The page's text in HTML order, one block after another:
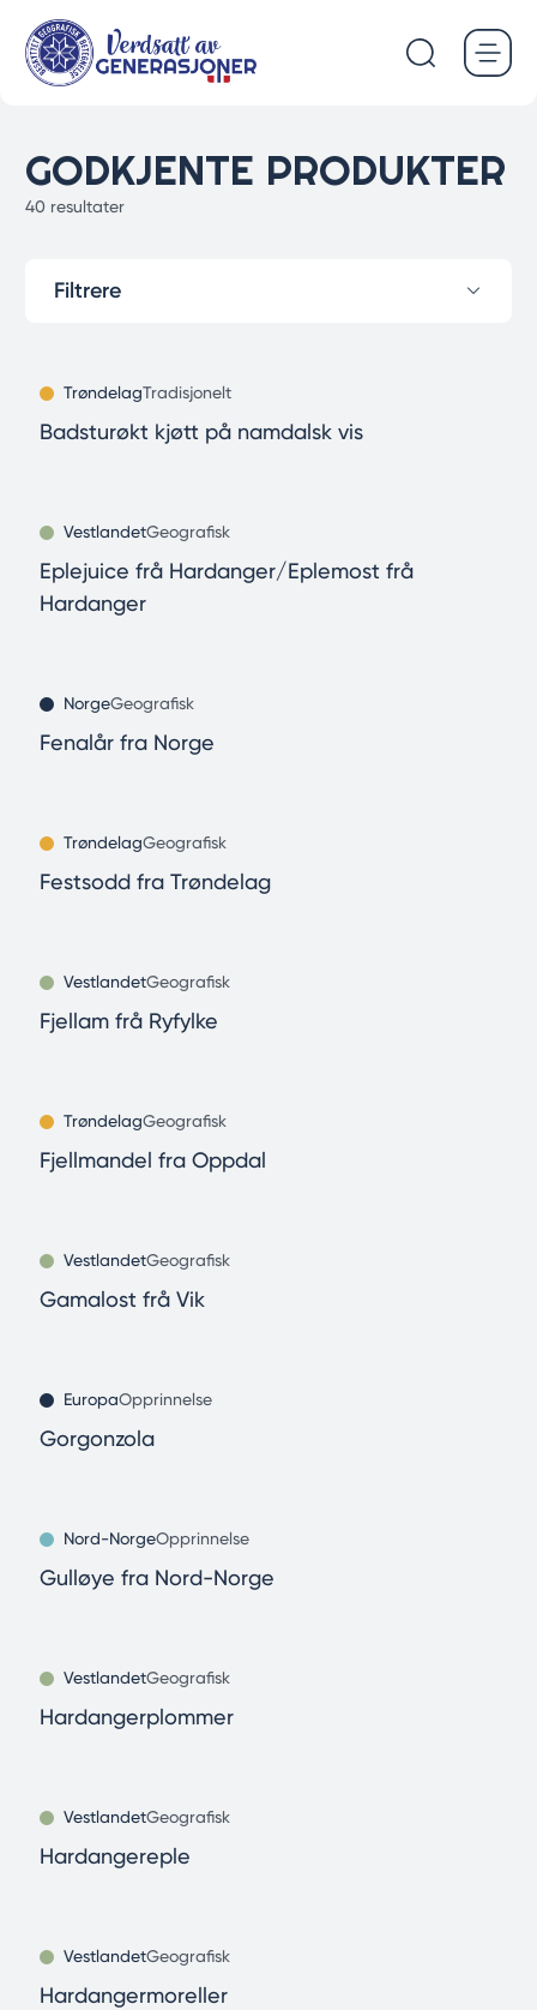
hovedinnhold
GODKJENTE PRODUKTER
40 resultater
TrøndelagTradisjonelt
Badsturøkt kjøtt på namdalsk vis
VestlandetGeografisk
Eplejuice frå Hardanger/Eplemost frå
Hardanger
NorgeGeografisk
Fenalår fra Norge
TrøndelagGeografisk
Festsodd fra Trøndelag
VestlandetGeografisk
Fjellam frå Ryfylke
TrøndelagGeografisk
Fjellmandel fra Oppdal
VestlandetGeografisk
Gamalost frå Vik
EuropaOpprinnelse
Gorgonzola
Nord-NorgeOpprinnelse
Gulløye fra Nord-Norge
VestlandetGeografisk
Hardangerplommer
VestlandetGeografisk
Hardangereple
VestlandetGeografisk
Hardangermoreller
Filtrere